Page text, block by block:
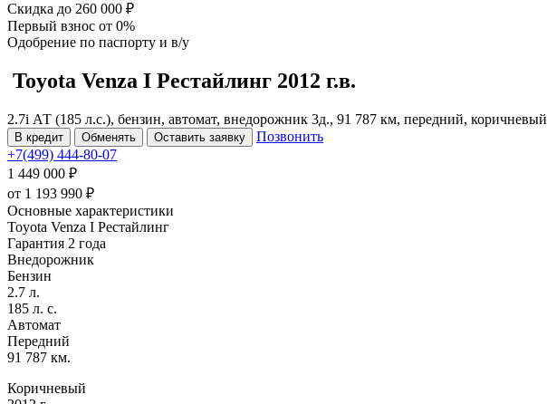
Скидка до 260 000 ₽
Первый взнос от 0%
Одобрение по паспорту и в/у
Toyota Venza I Рестайлинг 2012 г.в.
2.7i АТ (185 л.с.), бензин, автомат, внедорожник 3д., 91 787 км, передний, коричневый
В кредит Обменять Оставить заявку
Позвонить
+7(499) 444-80-07
1 449 000 ₽
от 1 193 990 ₽
Основные характеристики
Toyota Venza I Рестайлинг
Гарантия 2 года
Внедорожник
Бензин
2.7 л.
185 л. с.
Автомат
Передний
91 787 км.
Коричневый